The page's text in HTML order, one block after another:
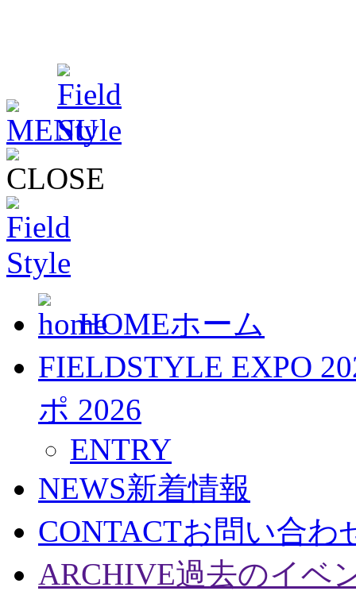
HOMEホーム
FIELDSTYLE EXPO
ポ 2026
ENTRY
NEWS新着情報
CONTACTお問い合わ
ARCHIVE過去のイベ